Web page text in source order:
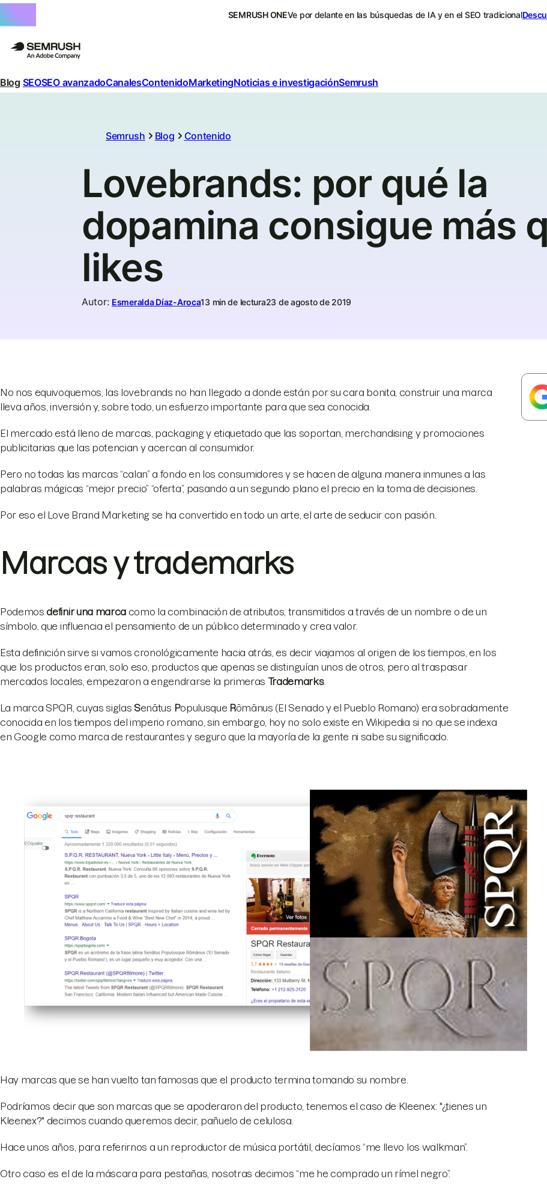
SEMRUSH ONEVe por delante en las búsquedas de IA y en el SEO tradicional
Blog SEOSEO avanzadoCanalesContenidoMarketingNoticias e investigaciónSemrush
Semrush Blog Contenido
Lovebrands: por qué la
dopamina consigue más
likes
Autor: Esmeralda Díaz-Aroca13 min de lectura23 de agosto de 2019
No nos equivoquemos, las lovebrands no han llegado a donde están por su cara bonita, construir una marca
lleva años, inversión y, sobre todo, un esfuerzo importante para que sea conocida.
El mercado está lleno de marcas, packaging y etiquetado que las soportan, merchandising y promociones
publicitarias que las potencian y acercan al consumidor.
Pero no todas las marcas “calan” a fondo en los consumidores y se hacen de alguna manera inmunes a las
palabras mágicas “mejor precio” “oferta”, pasando a un segundo plano el precio en la toma de decisiones.
Por eso el Love Brand Marketing se ha convertido en todo un arte, el arte de seducir con pasión.
Marcas y trademarks
Podemos definir una marca como la combinación de atributos, transmitidos a través de un nombre o de un
símbolo, que influencia el pensamiento de un público determinado y crea valor.
Esta definición sirve si vamos cronológicamente hacia atrás, es decir viajamos al origen de los tiempos, en los
que los productos eran, solo eso, productos que apenas se distinguían unos de otros, pero al traspasar
mercados locales, empezaron a engendrarse la primeras Trademarks.
La marca SPQR, cuyas siglas Senātus Populusque Rōmānus (El Senado y el Pueblo Romano) era sobradamente
conocida en los tiempos del imperio romano, sin embargo, hoy no solo existe en Wikipedia si no que se indexa
en Google como marca de restaurantes y seguro que la mayoría de la gente ni sabe su significado.
Hay marcas que se han vuelto tan famosas que el producto termina tomando su nombre.
Podríamos decir que son marcas que se apoderaron del producto, tenemos el caso de Kleenex: "¿tienes un
Kleenex?" decimos cuando queremos decir, pañuelo de celulosa.
Hace unos años, para referirnos a un reproductor de música portátil, decíamos “me llevo los walkman”.
Otro caso es el de la máscara para pestañas, nosotras decimos “me he comprado un rímel negro”.